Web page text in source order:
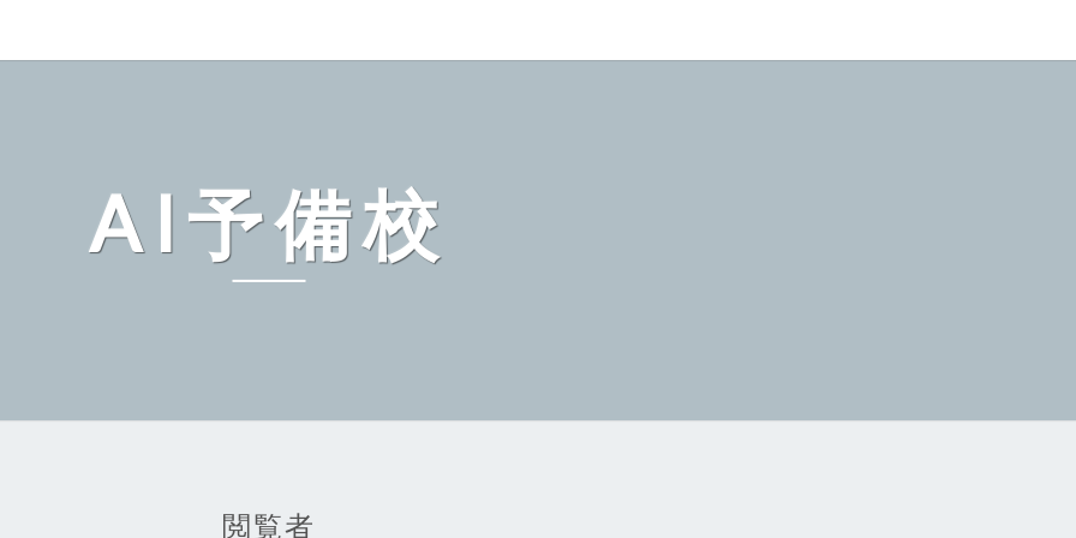
AI予備校
閲覧者